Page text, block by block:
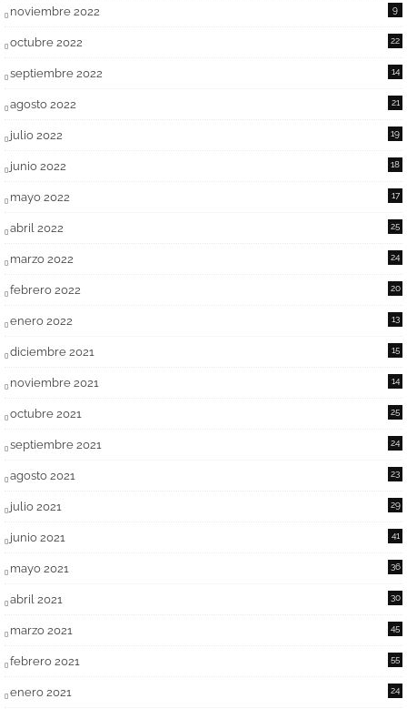
noviembre 2022 9
octubre 2022 22
septiembre 2022 14
agosto 2022 21
julio 2022 19
junio 2022 18
mayo 2022 17
abril 2022 25
marzo 2022 24
febrero 2022 20
enero 2022 13
diciembre 2021 15
noviembre 2021 14
octubre 2021 25
septiembre 2021 24
agosto 2021 23
julio 2021 29
junio 2021 41
mayo 2021 36
abril 2021 30
marzo 2021 45
febrero 2021 55
enero 2021 24